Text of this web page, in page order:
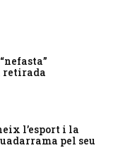
retirada
l’esport i la
pel seu